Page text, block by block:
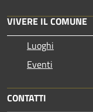
VIVERE IL COMUNE
Luoghi
Eventi
CONTATTI